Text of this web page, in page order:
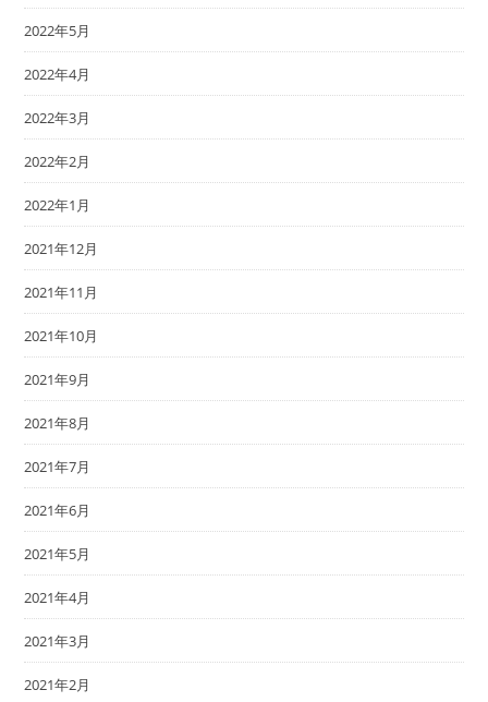
2022年5月
2022年4月
2022年3月
2022年2月
2022年1月
2021年12月
2021年11月
2021年10月
2021年9月
2021年8月
2021年7月
2021年6月
2021年5月
2021年4月
2021年3月
2021年2月